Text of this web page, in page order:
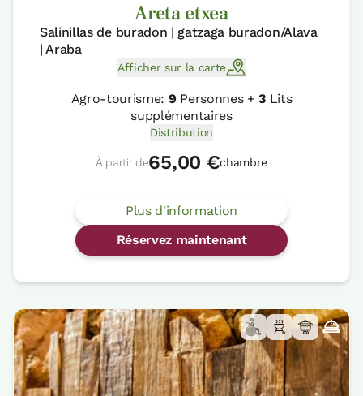
Areta etxea
Salinillas de buradon | gatzaga buradon/Alava
| Araba
Afficher sur la carte
Agro-tourisme: 9 Personnes +3 Lits
supplémentaires
Distribution
À partir de65,00 €chambre
Plus d'information
Réservez maintenant